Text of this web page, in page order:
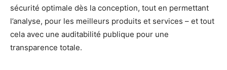
sécurité optimale dès la conception, tout en permettant
l’analyse, pour les meilleurs produits et services – et tout
cela avec une auditabilité publique pour une
transparence totale.